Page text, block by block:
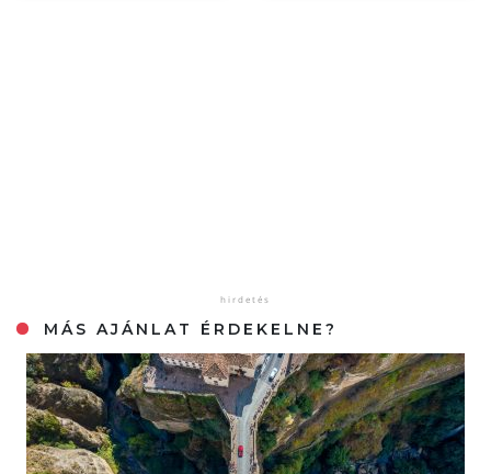
MÁS AJÁNLAT ÉRDEKELNE?